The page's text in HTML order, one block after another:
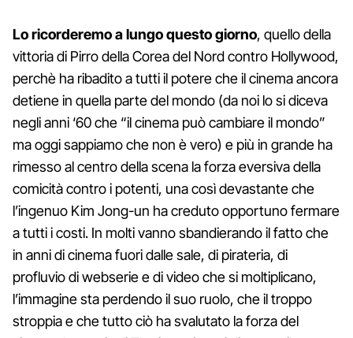
Lo ricorderemo a lungo questo giorno, quello della
vittoria di Pirro della Corea del Nord contro Hollywood,
perchè ha ribadito a tutti il potere che il cinema ancora
detiene in quella parte del mondo (da noi lo si diceva
negli anni ‘60 che “il cinema può cambiare il mondo”
ma oggi sappiamo che non è vero) e più in grande ha
rimesso al centro della scena la forza eversiva della
comicità contro i potenti, una così devastante che
l’ingenuo Kim Jong-un ha creduto opportuno fermare
a tutti i costi. In molti vanno sbandierando il fatto che
in anni di cinema fuori dalle sale, di pirateria, di
profluvio di webserie e di video che si moltiplicano,
l’immagine sta perdendo il suo ruolo, che il troppo
stroppia e che tutto ciò ha svalutato la forza del